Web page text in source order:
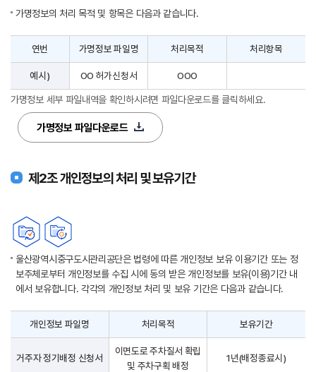
가명정보의 처리 목적 및 항목은 다음과 같습니다.
연번 가명정보 파일명 처리목적 처리항목
예시) OO 허가신청서 OOO
가명정보 세부 파일내역을 확인하시려면 파일다운로드를 클릭하세요.
가명정보 파일다운로드
제2조 개인정보의 처리 및 보유기간
울산광역시중구도시관리공단은 법령에 따른 개인정보 보유 이용기간 또는 정
보주체로부터 개인정보를 수집 시에 동의 받은 개인정보를 보유(이용)기간 내
에서 보유합니다. 각각의 개인정보 처리 및 보유 기간은 다음과 같습니다.
개인정보 파일명 처리목적 보유기간
거주자 정기배정 신청서
이면도로 주차질서 확립
및 주차구획 배정
1년(배정종료시)